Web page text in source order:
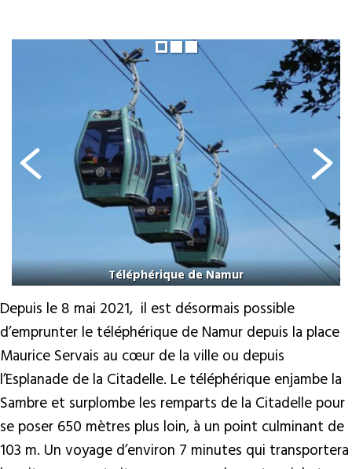
Téléphérique de Namur
Depuis le 8 mai 2021, il est désormais possible
d’emprunter le téléphérique de Namur depuis la place
Maurice Servais au cœur de la ville ou depuis
l’Esplanade de la Citadelle. Le téléphérique enjambe la
Sambre et surplombe les remparts de la Citadelle pour
se poser 650 mètres plus loin, à un point culminant de
103 m. Un voyage d’environ 7 minutes qui transportera